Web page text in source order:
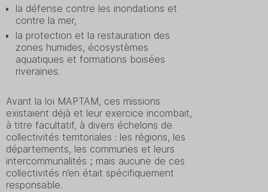
la défense contre les inondations et
contre la mer,
la protection et la restauration des
zones humides, écosystèmes
aquatiques et formations boisées
riveraines.
Avant la loi MAPTAM, ces missions
existaient déjà et leur exercice incombait,
à titre facultatif, à divers échelons de
collectivités territoriales : les régions, les
départements, les communes et leurs
intercommunalités ; mais aucune de ces
collectivités n’en était spécifiquement
responsable.